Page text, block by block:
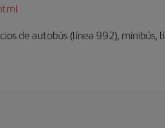
de autobús (línea 992), minibús,